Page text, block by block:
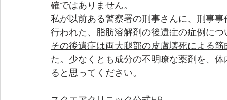
確ではありません。
私が以前ある警察署の刑事さんに、刑事
行われた、脂肪溶解剤の後遺症の症例に
その後遺症は両大腿部の皮膚壊死による
た。 少なくとも成分の不明瞭な薬剤を、
ると思ってください。